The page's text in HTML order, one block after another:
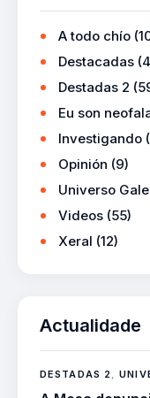
A todo chío
Destacadas
Destadas 2
Eu son
Investigando
Opinión (9)
Universo
Videos (55)
Xeral (12)
Actualidade
DESTADAS 2,